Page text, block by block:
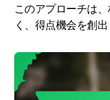
このアプローチは
く、得点機会を創出